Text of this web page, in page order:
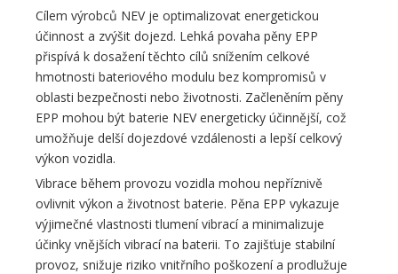
Cílem výrobců NEV je optimalizovat energetickou
účinnost a zvýšit dojezd. Lehká povaha pěny EPP
přispívá k dosažení těchto cílů snížením celkové
hmotnosti bateriového modulu bez kompromisů v
oblasti bezpečnosti nebo životnosti. Začleněním pěny
EPP mohou být baterie NEV energeticky účinnější, což
umožňuje delší dojezdové vzdálenosti a lepší celkový
výkon vozidla.
Vibrace během provozu vozidla mohou nepříznivě
ovlivnit výkon a životnost baterie. Pěna EPP vykazuje
výjimečné vlastnosti tlumení vibrací a minimalizuje
účinky vnějších vibrací na baterii. To zajišťuje stabilní
provoz, snižuje riziko vnitřního poškození a prodlužuje